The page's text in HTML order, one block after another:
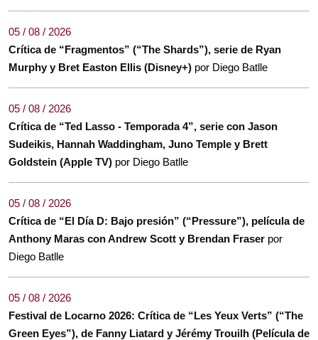
05 / 08 / 2026
Crítica de “Fragmentos” (“The Shards”), serie de Ryan
Murphy y Bret Easton Ellis (Disney+) por Diego Batlle
05 / 08 / 2026
Crítica de “Ted Lasso - Temporada 4”, serie con Jason
Sudeikis, Hannah Waddingham, Juno Temple y Brett
Goldstein (Apple TV) por Diego Batlle
05 / 08 / 2026
Crítica de “El Día D: Bajo presión” (“Pressure”), película de
Anthony Maras con Andrew Scott y Brendan Fraser por
Diego Batlle
05 / 08 / 2026
Festival de Locarno 2026: Crítica de “Les Yeux Verts” (“The
Green Eyes”), de Fanny Liatard y Jérémy Trouilh (Película de